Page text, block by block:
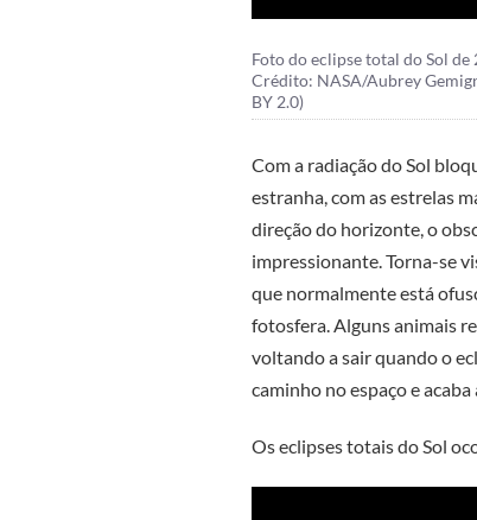
Foto do eclipse total do Sol de
Crédito: NASA/Aubrey
BY 2.0)
Com a radiação do Sol
estranha, com as estrelas
direção do horizonte, o
impressionante. Torna-se
que normalmente está
fotosfera. Alguns animais
voltando a sair quando o
caminho no espaço e
Os eclipses totais do Sol